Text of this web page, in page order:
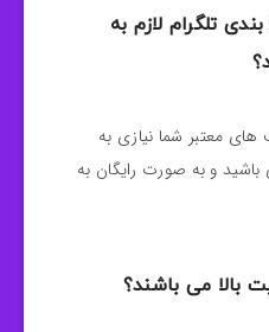
تلگرام لازم به
های معتبر شما نیازی به
و به صورت رایگان به
بالا می باشند؟